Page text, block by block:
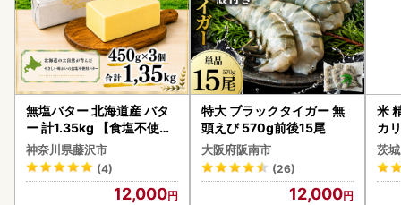
無塩バター 北海道産 バタ
ー 計1.35kg 【食塩不使用
】
神奈川県藤沢市
(4)
12,000
特大 ブラックタイガー 無
頭えび 570g前後15尾
大阪府阪南市
(26)
12,000
米
カ
茨